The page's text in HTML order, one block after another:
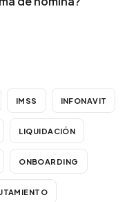
IMSS INFONAVIT
LIQUIDACIÓN
ONBOARDING